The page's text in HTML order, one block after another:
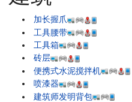
加长握爪
工具腰带
工具箱
砖层
便携式水泥搅拌机
喷漆器
建筑师发明背包